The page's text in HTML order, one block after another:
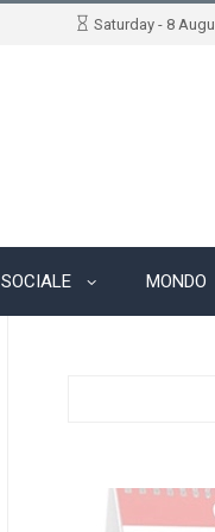
Saturday - 8
SOCIALE MONDO